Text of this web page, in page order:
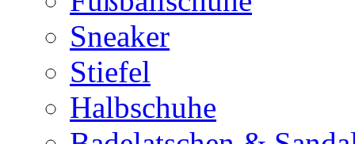
Sneaker
Stiefel
Halbschuhe